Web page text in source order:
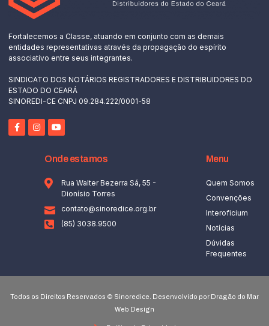
Fortalecemos a Classe, atuando em conjunto com as demais
entidades representativas através da propagação do espírito
associativo entre seus integrantes.
SINDICATO DOS NOTÁRIOS REGISTRADORES E DISTRIBUIDORES DO
ESTADO DO CEARÁ
SINOREDI-CE CNPJ 09.284.222/0001-58
Onde estamos
Rua Walter Bezerra Sá, 55 -
Dionísio Torres
contato@sinoredice.org.br
(85) 3038.9500
Menu
Quem Somos
Convenções
Interoficium
Notícias
Dúvidas
Frequentes
Todos os Direitos Reservados © Sinoredice. Desenvolvido por Dragão do Mar
Web Design